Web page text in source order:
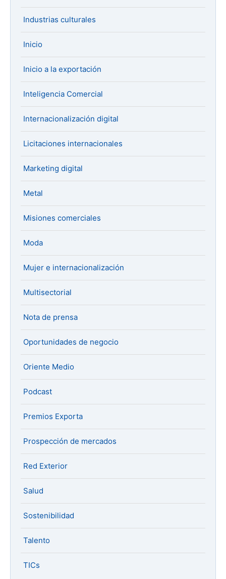
Industrias culturales
Inicio
Inicio a la exportación
Inteligencia Comercial
Internacionalización digital
Licitaciones internacionales
Marketing digital
Metal
Misiones comerciales
Moda
Mujer e internacionalización
Multisectorial
Nota de prensa
Oportunidades de negocio
Oriente Medio
Podcast
Premios Exporta
Prospección de mercados
Red Exterior
Salud
Sostenibilidad
Talento
TICs